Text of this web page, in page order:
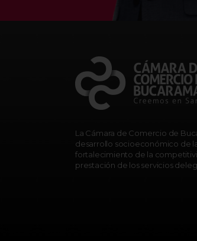
La Cámara de Comercio de
desarrollo socioeconómico de
fortalecimiento de la
prestación de los servicios